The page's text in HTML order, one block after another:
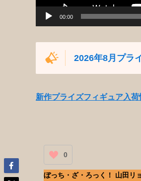
00:00
2026年8月プラ
新作プライズフィギュア入
0
ぼっち・ざ・ろっく！ 山田リ